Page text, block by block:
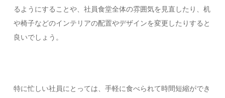
るようにすることや、社員食堂全体の雰囲気を見直したり、机
や椅子などのインテリアの配置やデザインを変更したりすると
良いでしょう。
特に忙しい社員にとっては、手軽に食べられて時間短縮ができ